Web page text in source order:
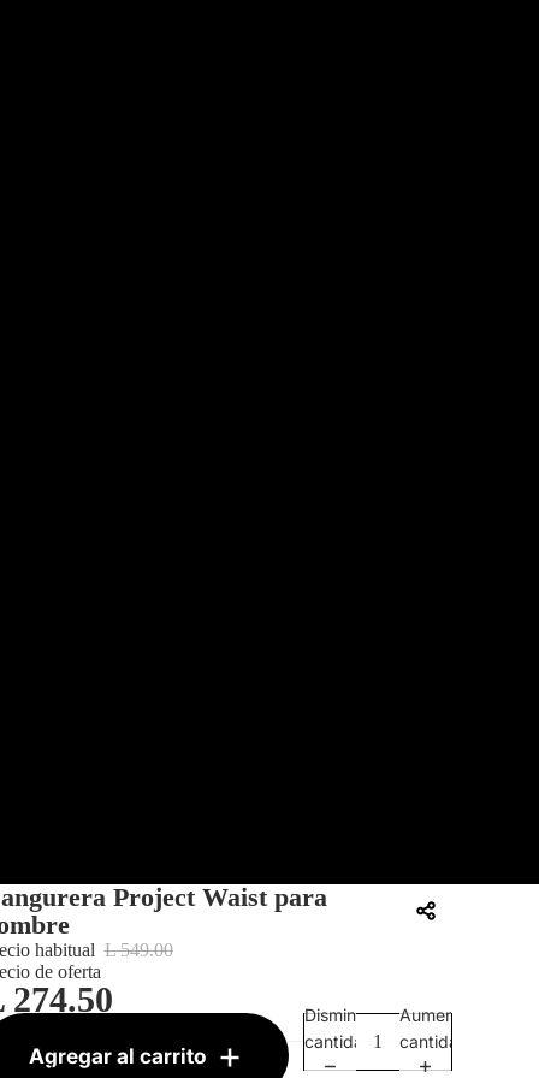
Project Waist para
de oferta
274.50
habitual L 549.00
Disminuir
cantidad
Aumentar
cantidad
Agregar al carrito